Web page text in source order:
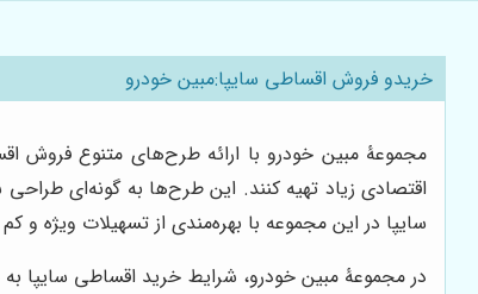
خریدو فروش اقساطی سایپا:مبین خودرو
مجموعۀ مبین خودرو با ارائه طرح‌های متنوع فروش
اقتصادی زیاد تهیه کنند. این طرح‌ها به گونه‌ای
سایپا در این مجموعه با بهره‌مندی از تسهیلات ویژه
در مجموعۀ مبین خودرو، شرایط خرید اقساطی سایپا